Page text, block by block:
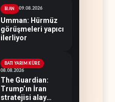
İRAN 09.08.2026
Umman: Hürmüz
görüşmeleri yapıcı
ilerliyor
BATI YARIM KÜRE
08.08.2026
The Guardian:
Trump’ın İran
stratejisi alay